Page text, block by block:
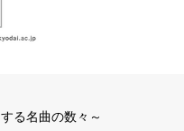
る名曲の数々～